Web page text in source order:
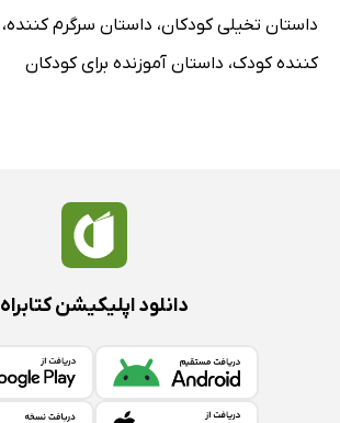
داستان تخیلی کودکان، داستان سرگرم کننده،
کننده کودک، داستان آموزنده برای کودکان
دانلود اپلیکیشن کتابراه